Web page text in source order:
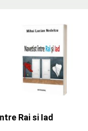
Rai si Iad